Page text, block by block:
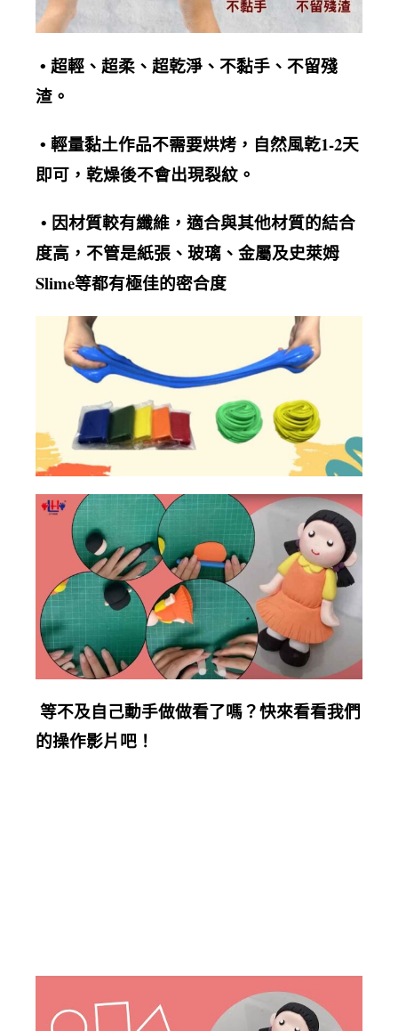
• 超輕、超柔、超乾淨、不黏手、不留殘
渣 。
• 輕量黏土作品不需要烘烤，自然風乾1-2天
即可，乾燥後不會出現裂紋 。
• 因材質較有纖維，適合與其他材質的結合
度高，不管是紙張、玻璃、金屬及史萊姆
Slime等都有極佳的密合度
等不及自己動手做做看了嗎？快來看看我們
的操作影片吧！